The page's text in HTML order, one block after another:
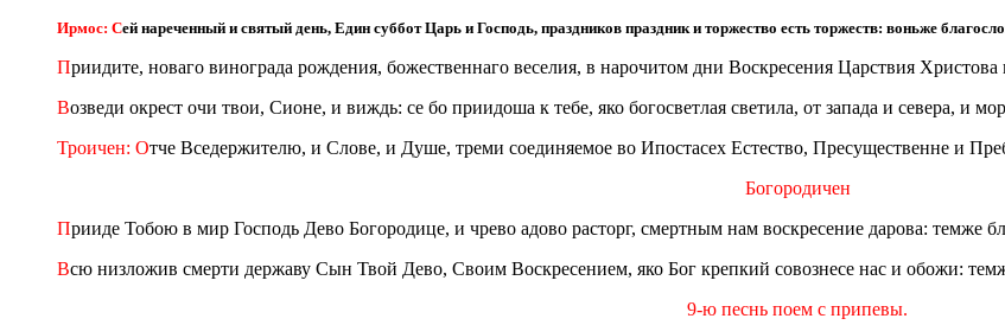
Ирмос: Сей нареченный и святый день, Един суббот Царь и Господь, праздников праздник и торжество есть торжеств: воньже
Приидите, новаго винограда рождения, божественнаго веселия, в нарочитом дни Воскресения Царствия
Возведи окрест очи твои, Сионе, и виждь: се бо приидоша к тебе, яко богосветлая светила, от запада и севера, и
Троичен: Отче Вседержителю, и Слове, и Душе, треми соединяемое во Ипостасех Естество, Пресущественне и
Богородичен
Прииде Тобою в мир Господь Дево Богородице, и чрево адово расторг, смертным нам воскресение дарова: темже
Всю низложив смерти державу Сын Твой Дево, Своим Воскресением, яко Бог крепкий совознесе нас и обожи:
9-ю песнь поем с припевы.